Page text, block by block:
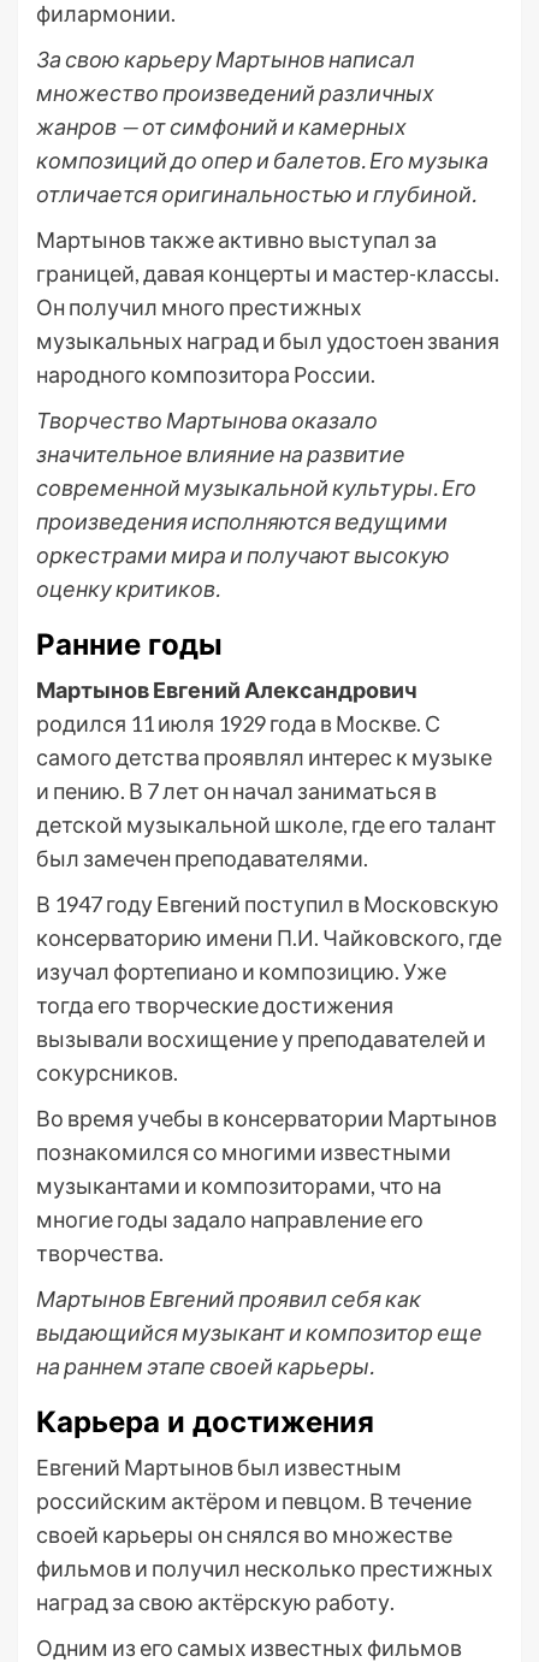
филармонии.
За свою карьеру Мартынов написал
множество произведений различных
жанров — от симфоний и камерных
композиций до опер и балетов. Его музыка
отличается оригинальностью и глубиной.
Мартынов также активно выступал за
границей, давая концерты и мастер-классы.
Он получил много престижных
музыкальных наград и был удостоен звания
народного композитора России.
Творчество Мартынова оказало
значительное влияние на развитие
современной музыкальной культуры. Его
произведения исполняются ведущими
оркестрами мира и получают высокую
оценку критиков.
Ранние годы
Мартынов Евгений Александрович
родился 11 июля 1929 года в Москве. С
самого детства проявлял интерес к музыке
и пению. В 7 лет он начал заниматься в
детской музыкальной школе, где его талант
был замечен преподавателями.
В 1947 году Евгений поступил в Московскую
консерваторию имени П.И. Чайковского, где
изучал фортепиано и композицию. Уже
тогда его творческие достижения
вызывали восхищение у преподавателей и
сокурсников.
Во время учебы в консерватории Мартынов
познакомился со многими известными
музыкантами и композиторами, что на
многие годы задало направление его
творчества.
Мартынов Евгений проявил себя как
выдающийся музыкант и композитор еще
на раннем этапе своей карьеры.
Карьера и достижения
Евгений Мартынов был известным
российским актёром и певцом. В течение
своей карьеры он снялся во множестве
фильмов и получил несколько престижных
наград за свою актёрскую работу.
Одним из его самых известных фильмов